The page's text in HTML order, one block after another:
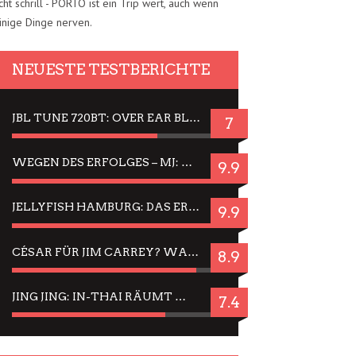
schrill - PORTO ist ein Trip wert, auch wenn
Dinge nerven.
NEUESTE TESTBERICHTE
JBL TUNE 720BT: OVER EAR BLUETOOTH KOPFHÖRER UM DIE 50,-€ IM DAUER-TEST 7
WEGEN DES ERFOLGES – MJ: MICHAEL JACKSON MUSICAL IN EINER MATINEE SEHEN 9.9
JELLYFISH HAMBURG: DAS ERFOLGREICHE SOMMER-MENÜ 2025 IN GEFÜHLEN UND BILDERN 9.9
CÉSAR FÜR JIM CARREY? WARUM DAS EINER DER NERVIGSTEN ACTORS IST UND BLEIBT 8.9
JING JING: IN-THAI RÄUMT WIEDER TITEL AB – EIN ZWEI-STUNDEN-ERLEBNISBERICHT 7.4